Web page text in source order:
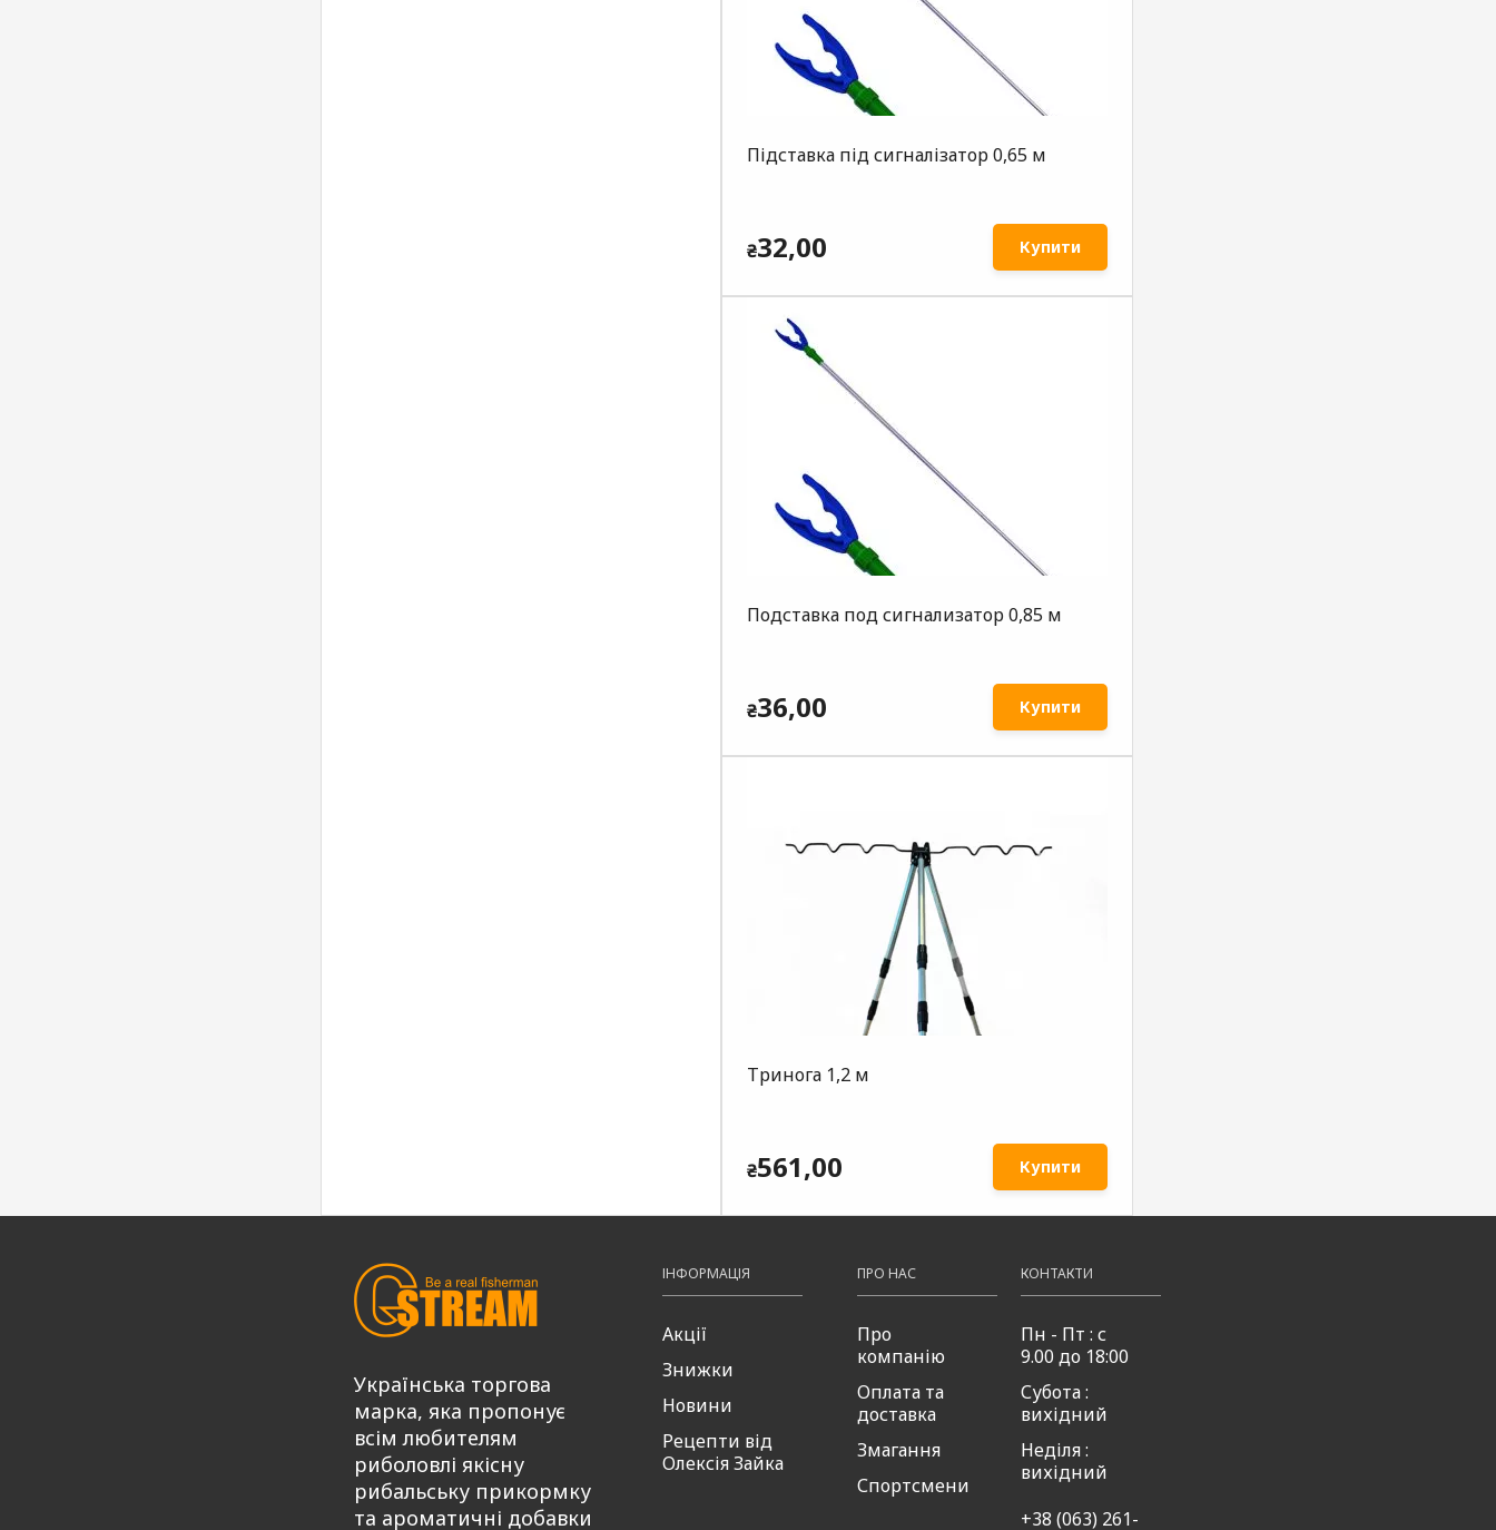
Підставка під сигналізатор 0,65 м
₴32,00 Купити
Подставка под сигнализатор 0,85 м
₴36,00 Купити
Тринога 1,2 м
₴561,00 Купити
Українська торгова
марка, яка пропонує
всім любителям
риболовлі якісну
рибальську прикормку
та ароматичні добавки
ІНФОРМАЦІЯ
Акції
Знижки
Новини
Рецепти від
Олексія Зайка
ПРО НАС
Про
компанію
Оплата та
доставка
Змагання
Спортсмени
КОНТАКТИ
Пн - Пт : с
9.00 до 18:00
Субота :
вихідний
Неділя :
вихідний
+38 (063) 261-